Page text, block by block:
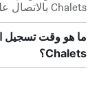
Chalets بالاتصال على +61 746 978 185.
Chalets؟